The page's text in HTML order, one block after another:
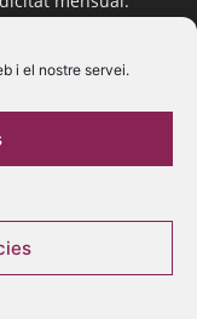
i el nostre servei.
Be Marketing